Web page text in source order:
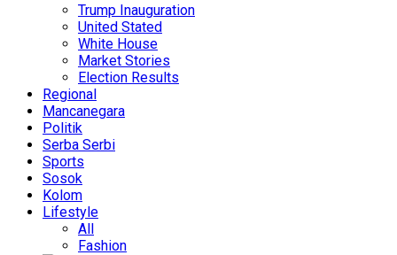
Trump Inauguration
United Stated
White House
Market Stories
Election Results
Regional
Mancanegara
Politik
Serba Serbi
Sports
Sosok
Kolom
Lifestyle
All
Fashion